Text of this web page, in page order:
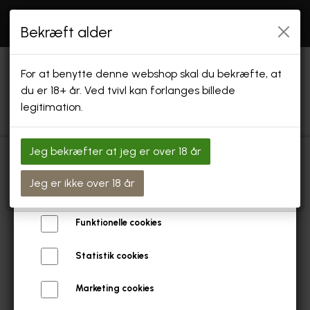
Åbningstider: SE "INFO" Endvidere holder vi
efter aftale og i forbindelse med arrangementer
FORSIDE
SHOP
GAVEKORT & GAVEÆSKER
SPECIAL ØL
Forside Gavekort øl smagning i Aarø´s Bush 4 Personer
Vi bruger cookies
Vi bruger egne cookies og cookies fra tredjeparter til at
personalisere din brugeroplevelse, til markedsføring og til at
undersøge, hvordan vores hjemmeside anvendes af
Læs mere om cookies her
Nødvendige cookies
Funktionelle cookies
Statistik cookies
Marketing cookies
Bekræft alder
For at benytte denne webshop skal du bekræfte, at
du er 18+ år. Ved tvivl kan forlanges billede
legitimation.
Jeg bekræfter at jeg er over 18 år
Jeg er ikke over 18 år